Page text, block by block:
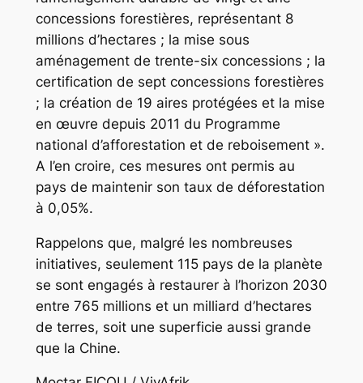
concessions forestières, représentant 8
millions d’hectares ; la mise sous
aménagement de trente-six concessions ; la
certification de sept concessions forestières
; la création de 19 aires protégées et la mise
en œuvre depuis 2011 du Programme
national d’afforestation et de reboisement ».
A l’en croire, ces mesures ont permis au
pays de maintenir son taux de déforestation
à 0,05%.
Rappelons que, malgré les nombreuses
initiatives, seulement 115 pays de la planète
se sont engagés à restaurer à l’horizon 2030
entre 765 millions et un milliard d’hectares
de terres, soit une superficie aussi grande
que la Chine.